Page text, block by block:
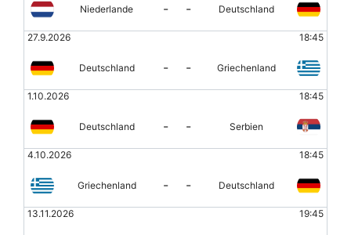
Niederlande - - Deutschland
27.9.2026 18:45
Deutschland - - Griechenland
1.10.2026 18:45
Deutschland - - Serbien
4.10.2026 18:45
Griechenland - - Deutschland
13.11.2026 19:45